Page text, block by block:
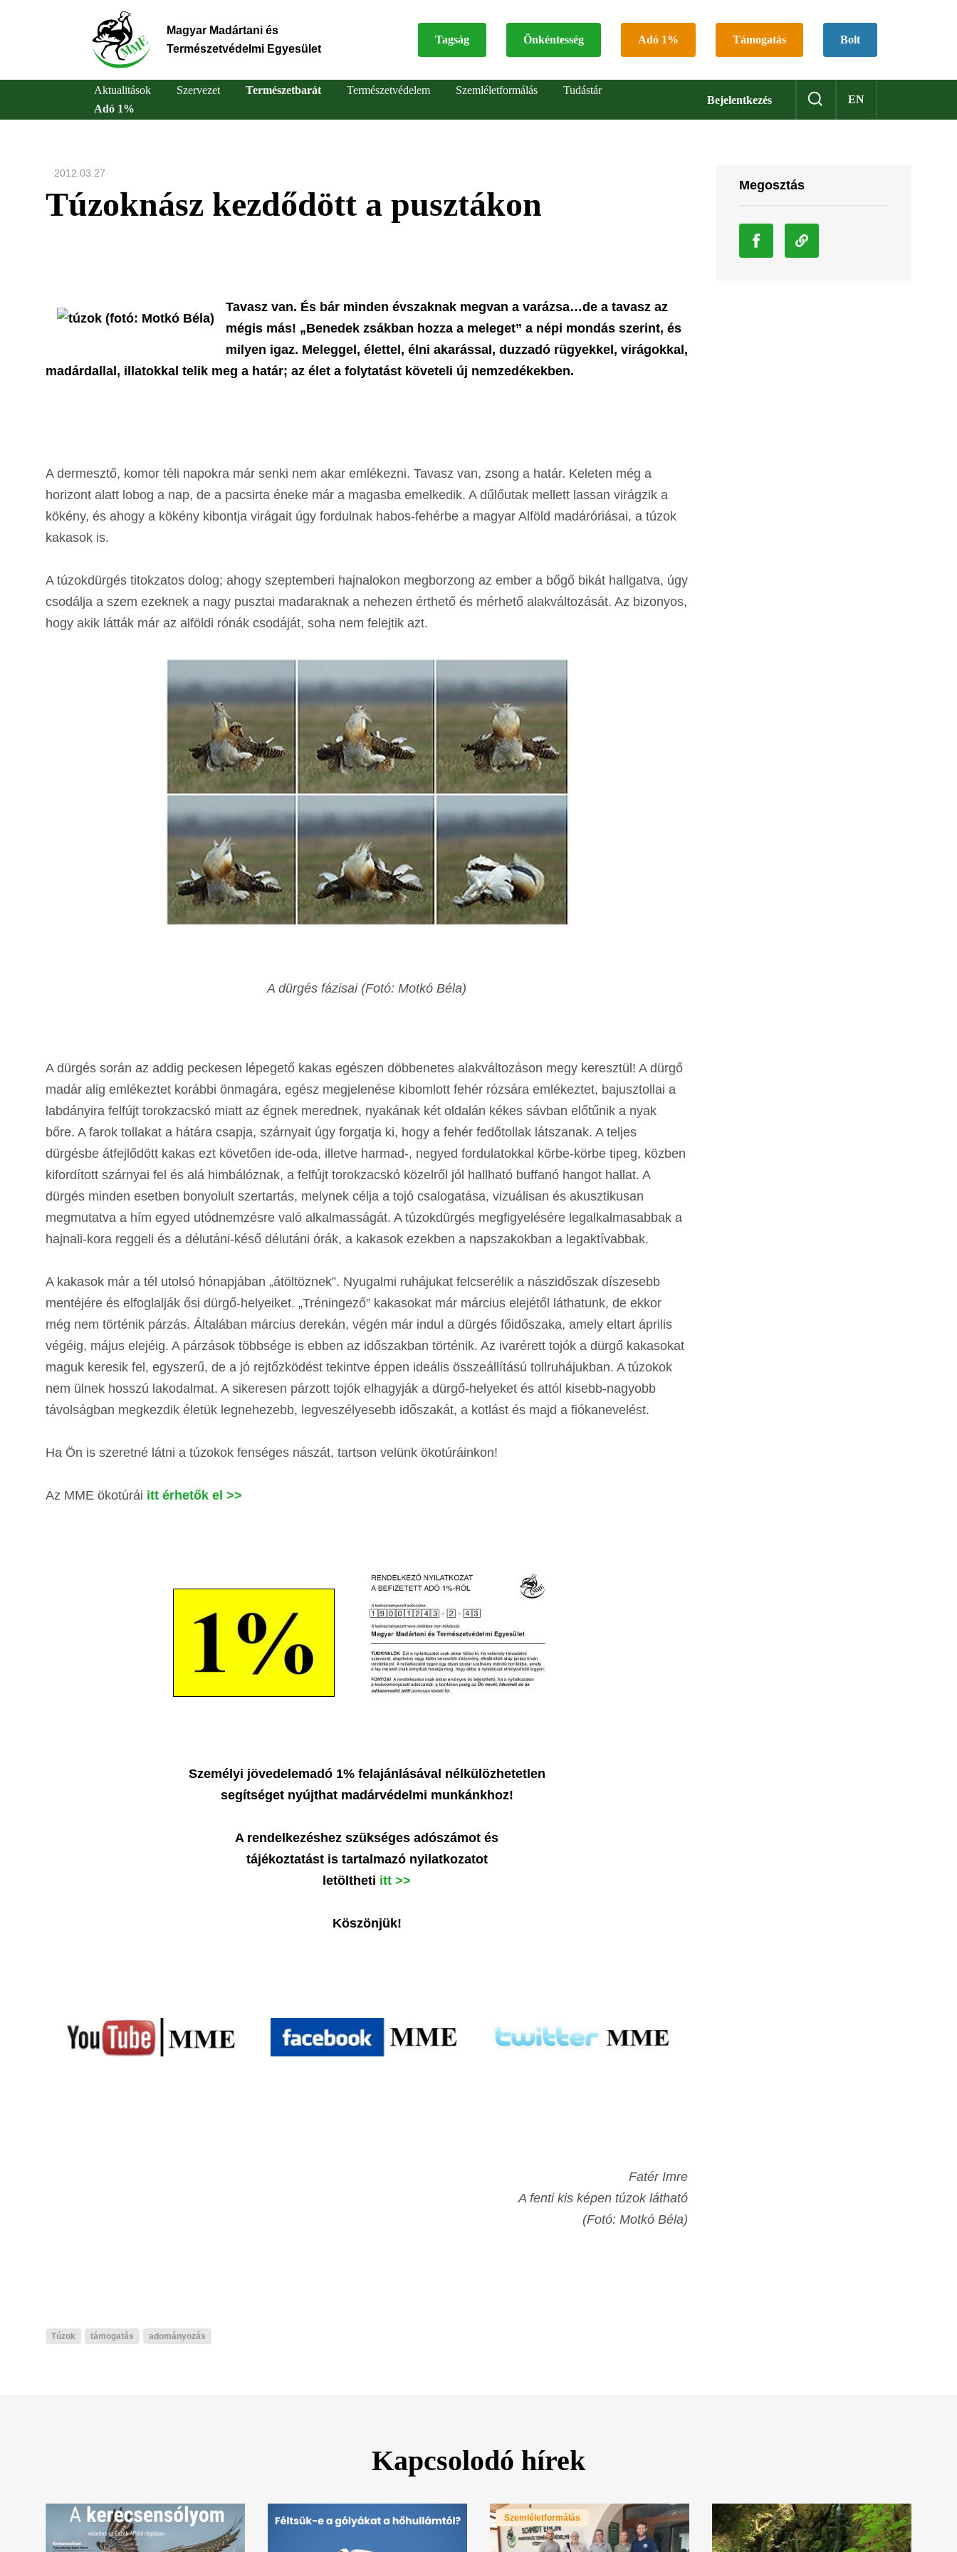
Magyar Madártani és
Természetvédelmi Egyesület
Top
Tagság Önkéntesség Adó 1% Támogatás Bolt
Bejelentkezés EN
Main
navigation
Aktualitások Szervezet Természetbarát Természetvédelem Szemléletformálás
Tudástár
Adó 1%
2012.03.27
Túzoknász kezdődött a pusztákon
Tavasz van. És bár minden évszaknak megvan a varázsa…de a tavasz az
mégis más! „Benedek zsákban hozza a meleget” a népi mondás szerint, és
milyen igaz. Meleggel, élettel, élni akarással, duzzadó rügyekkel, virágokkal,
madárdallal, illatokkal telik meg a határ; az élet a folytatást követeli új nemzedékekben.
A dermesztő, komor téli napokra már senki nem akar emlékezni. Tavasz van, zsong a határ. Keleten még a
horizont alatt lobog a nap, de a pacsirta éneke már a magasba emelkedik. A dűlőutak mellett lassan virágzik a
kökény, és ahogy a kökény kibontja virágait úgy fordulnak habos-fehérbe a magyar Alföld madáróriásai, a túzok
kakasok is.
A túzokdürgés titokzatos dolog; ahogy szeptemberi hajnalokon megborzong az ember a bőgő bikát hallgatva, úgy
csodálja a szem ezeknek a nagy pusztai madaraknak a nehezen érthető és mérhető alakváltozását. Az bizonyos,
hogy akik látták már az alföldi rónák csodáját, soha nem felejtik azt.
A dürgés fázisai (Fotó: Motkó Béla)
A dürgés során az addig peckesen lépegető kakas egészen döbbenetes alakváltozáson megy keresztül! A dürgő
madár alig emlékeztet korábbi önmagára, egész megjelenése kibomlott fehér rózsára emlékeztet, bajusztollai a
labdányira felfújt torokzacskó miatt az égnek merednek, nyakának két oldalán kékes sávban előtűnik a nyak
bőre. A farok tollakat a hátára csapja, szárnyait úgy forgatja ki, hogy a fehér fedőtollak látszanak. A teljes
dürgésbe átfejlődött kakas ezt követően ide-oda, illetve harmad-, negyed fordulatokkal körbe-körbe tipeg, közben
kifordított szárnyai fel és alá himbálóznak, a felfújt torokzacskó közelről jól hallható buffanó hangot hallat. A
dürgés minden esetben bonyolult szertartás, melynek célja a tojó csalogatása, vizuálisan és akusztikusan
megmutatva a hím egyed utódnemzésre való alkalmasságát. A túzokdürgés megfigyelésére legalkalmasabbak a
hajnali-kora reggeli és a délutáni-késő délutáni órák, a kakasok ezekben a napszakokban a legaktívabbak.
A kakasok már a tél utolsó hónapjában „átöltöznek”. Nyugalmi ruhájukat felcserélik a nászidőszak díszesebb
mentéjére és elfoglalják ősi dürgő-helyeiket. „Tréningező” kakasokat már március elejétől láthatunk, de ekkor
még nem történik párzás. Általában március derekán, végén már indul a dürgés főidőszaka, amely eltart április
végéig, május elejéig. A párzások többsége is ebben az időszakban történik. Az ivarérett tojók a dürgő kakasokat
maguk keresik fel, egyszerű, de a jó rejtőzködést tekintve éppen ideális összeállítású tollruhájukban. A túzokok
nem ülnek hosszú lakodalmat. A sikeresen párzott tojók elhagyják a dürgő-helyeket és attól kisebb-nagyobb
távolságban megkezdik életük legnehezebb, legveszélyesebb időszakát, a kotlást és majd a fiókanevelést.
Ha Ön is szeretné látni a túzokok fenséges nászát, tartson velünk ökotúráinkon!
Az MME ökotúrái itt érhetők el >>
Személyi jövedelemadó 1% felajánlásával nélkülözhetetlen
segítséget nyújthat madárvédelmi munkánkhoz!
A rendelkezéshez szükséges adószámot és
tájékoztatást is tartalmazó nyilatkozatot
letöltheti itt >>
Köszönjük!
Fatér Imre
A fenti kis képen túzok látható
(Fotó: Motkó Béla)
Túzok támogatás adományozás
Megosztás
Kapcsolodó hírek
Szemléletformálás